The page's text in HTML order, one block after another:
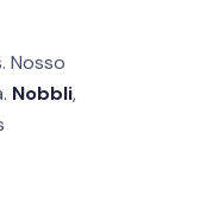
Nosso
Nobbli,